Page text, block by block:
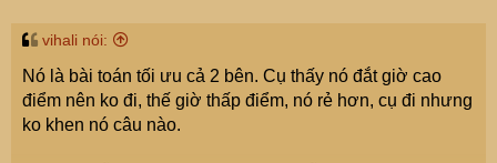
vihali nói:
Nó là bài toán tối ưu cả 2 bên. Cụ thấy nó đắt giờ cao
điểm nên ko đi, thế giờ thấp điểm, nó rẻ hơn, cụ đi nhưng
ko khen nó câu nào.